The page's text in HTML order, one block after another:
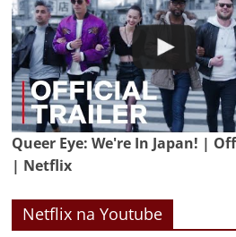
Queer Eye: We're In Japan! |
| Netflix
Netflix na Youtube